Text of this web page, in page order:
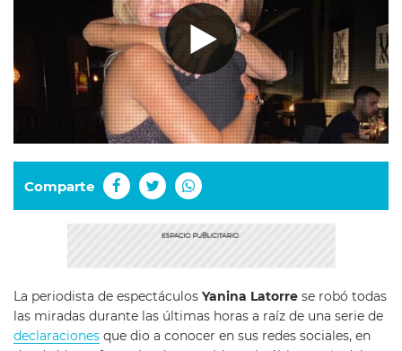
Comparte
La periodista de espectáculos Yanina Latorre se robó todas
las miradas durante las últimas horas a raíz de una serie de
declaraciones que dio a conocer en sus redes sociales, en